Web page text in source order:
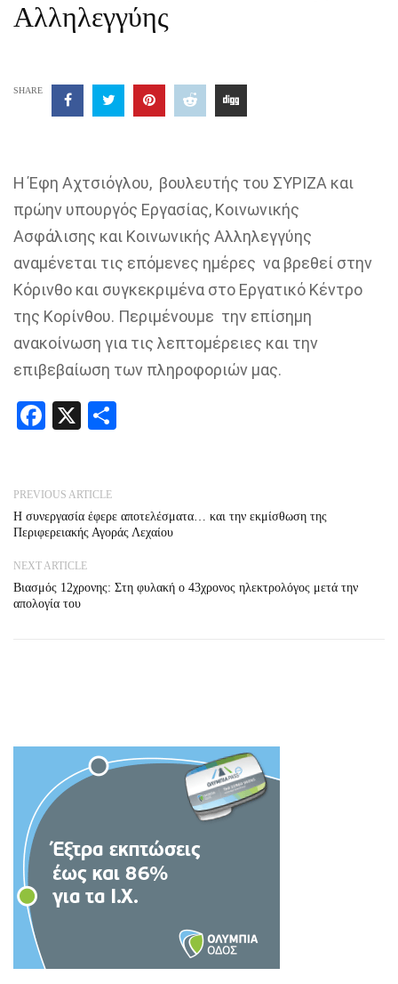
Αλληλεγγύης
SHARE
Η Έφη Αχτσιόγλου, βουλευτής του ΣΥΡΙΖΑ και
πρώην υπουργός Εργασίας, Κοινωνικής
Ασφάλισης και Κοινωνικής Αλληλεγγύης
αναμένεται τις επόμενες ημέρες να βρεθεί στην
Κόρινθο και συγκεκριμένα στο Εργατικό Κέντρο
της Κορίνθου. Περιμένουμε την επίσημη
ανακοίνωση για τις λεπτομέρειες και την
επιβεβαίωση των πληροφοριών μας.
Facebook
X
PREVIOUS ARTICLE
Η συνεργασία έφερε αποτελέσματα… και την εκμίσθωση της
Περιφερειακής Αγοράς Λεχαίου
NEXT ARTICLE
Βιασμός 12χρονης: Στη φυλακή ο 43χρονος ηλεκτρολόγος μετά την
απολογία του